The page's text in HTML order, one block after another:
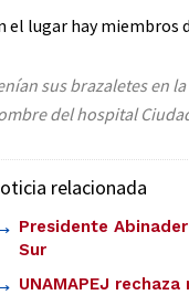
el lugar hay miembros
sus brazaletes en
del hospital
relacionada
Presidente
Sur
UNAMAPEJ